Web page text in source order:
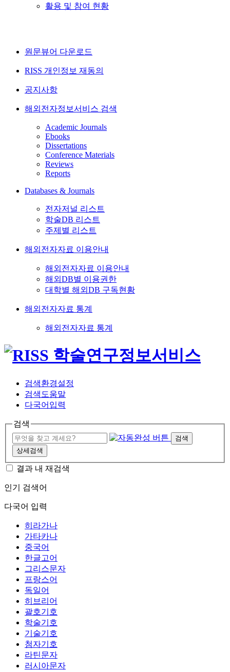
활용 및 참여 현황
원문뷰어 다운로드
RISS 개인정보 재동의
공지사항
해외전자정보서비스 검색
Academic Journals
Ebooks
Dissertations
Conference Materials
Reviews
Reports
Databases & Journals
전자저널 리스트
학술DB 리스트
주제별 리스트
해외전자자료 이용안내
해외전자자료 이용안내
해외DB별 이용권한
대학별 해외DB 구독현황
해외전자자료 통계
해외전자자료 통계
검색환경설정
검색도움말
다국어입력
검색
검색
상세검색
결과 내 재검색
인기 검색어
다국어 입력
히라가나
가타카나
중국어
한글고어
그리스문자
프랑스어
독일어
히브리어
괄호기호
학술기호
기술기호
첨자기호
라틴문자
러시아문자